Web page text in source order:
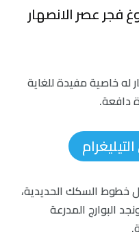
فجر عصر الانصهار
له خاصية مفيدة للغاية
دافعة.
خطوط السكك الحديدية،
البوارج المدرعة